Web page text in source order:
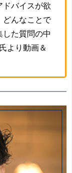
ドバイスが欲
どんなことで
した質問の中
より動画＆